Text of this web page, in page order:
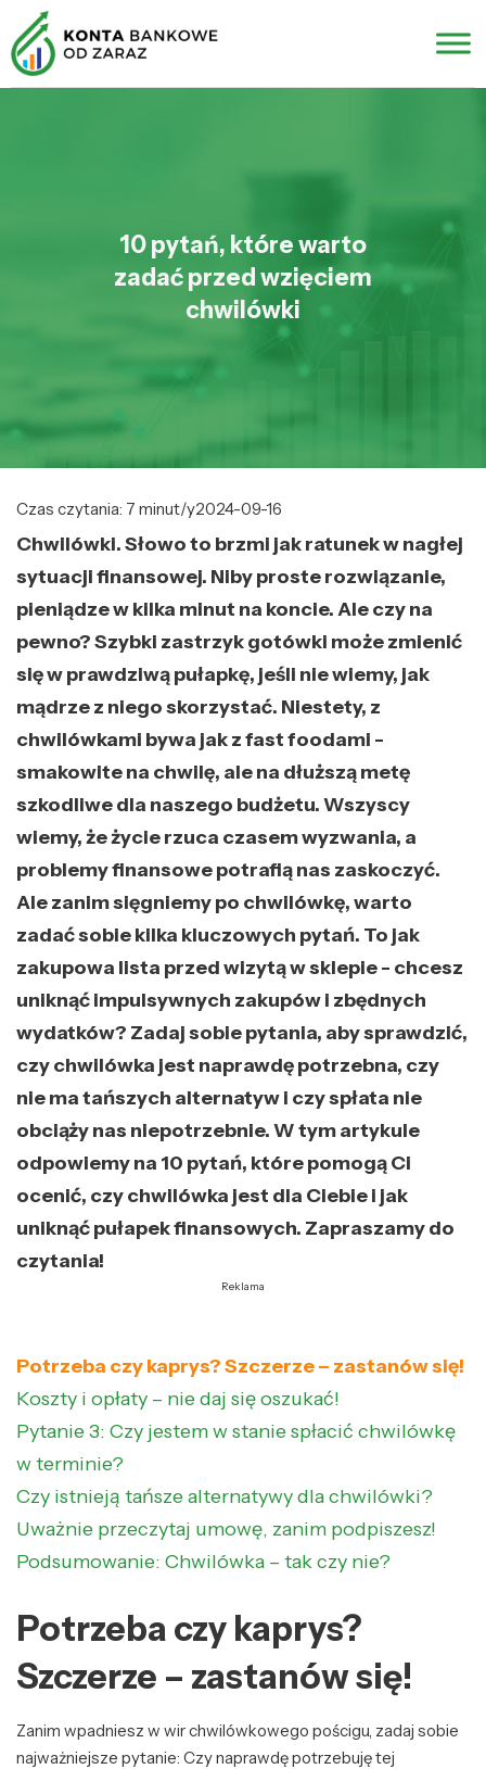
10 pytań, które warto
zadać przed wzięciem
chwilówki
Czas czytania: 7 minut/y2024-09-16
Chwilówki. Słowo to brzmi jak ratunek w nagłej
sytuacji finansowej. Niby proste rozwiązanie,
pieniądze w kilka minut na koncie. Ale czy na
pewno? Szybki zastrzyk gotówki może zmienić
się w prawdziwą pułapkę, jeśli nie wiemy, jak
mądrze z niego skorzystać. Niestety, z
chwilówkami bywa jak z fast foodami -
smakowite na chwilę, ale na dłuższą metę
szkodliwe dla naszego budżetu. Wszyscy
wiemy, że życie rzuca czasem wyzwania, a
problemy finansowe potrafią nas zaskoczyć.
Ale zanim sięgniemy po chwilówkę, warto
zadać sobie kilka kluczowych pytań. To jak
zakupowa lista przed wizytą w sklepie - chcesz
uniknąć impulsywnych zakupów i zbędnych
wydatków? Zadaj sobie pytania, aby sprawdzić,
czy chwilówka jest naprawdę potrzebna, czy
nie ma tańszych alternatyw i czy spłata nie
obciąży nas niepotrzebnie. W tym artykule
odpowiemy na 10 pytań, które pomogą Ci
ocenić, czy chwilówka jest dla Ciebie i jak
uniknąć pułapek finansowych. Zapraszamy do
czytania!
Reklama
Potrzeba czy kaprys? Szczerze – zastanów się!
Koszty i opłaty – nie daj się oszukać!
Pytanie 3: Czy jestem w stanie spłacić chwilówkę
w terminie?
Czy istnieją tańsze alternatywy dla chwilówki?
Uważnie przeczytaj umowę, zanim podpiszesz!
Podsumowanie: Chwilówka – tak czy nie?
Potrzeba czy kaprys?
Szczerze – zastanów się!
Zanim wpadniesz w wir chwilówkowego pościgu, zadaj sobie
najważniejsze pytanie: Czy naprawdę potrzebuję tej